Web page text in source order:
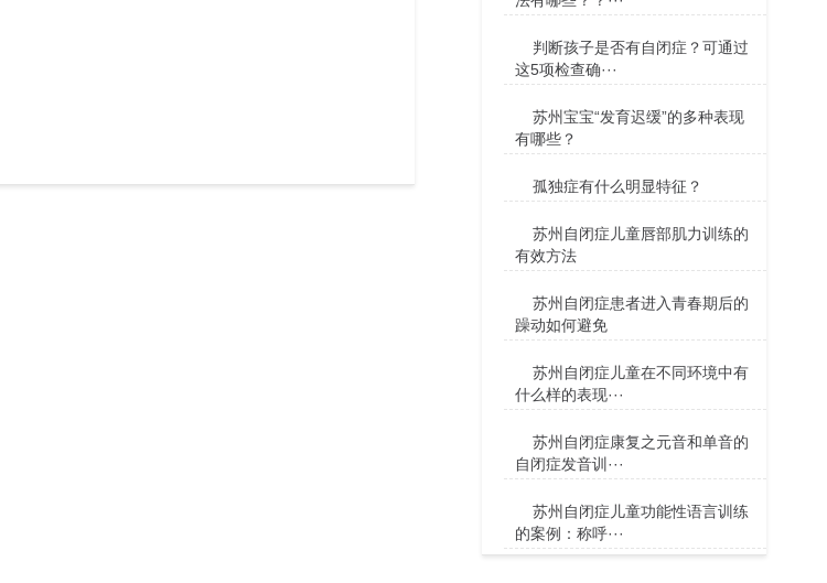
判断孩子是否有自闭症？可通过
这5项检查确···
苏州宝宝“发育迟缓”的多种表现
有哪些？
孤独症有什么明显特征？
苏州自闭症儿童唇部肌力训练的
有效方法
苏州自闭症患者进入青春期后的
躁动如何避免
苏州自闭症儿童在不同环境中有
什么样的表现···
苏州自闭症康复之元音和单音的
自闭症发音训···
苏州自闭症儿童功能性语言训练
的案例：称呼···